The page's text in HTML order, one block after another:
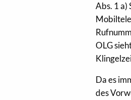
Abs. 1
OLG
Da es
des